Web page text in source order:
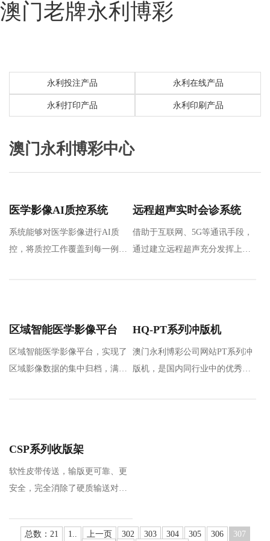
澳门老牌永利博彩
永利投注产品 永利在线产品
永利打印产品 永利印刷产品
澳门永利博彩中心
医学影像AI质控系统
系统能够对医学影像进行AI质
控，将质控工作覆盖到每一例影
远程超声实时会诊系统
借助于互联网、5G等通讯手段，
通过建立远程超声充分发挥上级
区域智能医学影像平台
区域智能医学影像平台，实现了
区域影像数据的集中归档，满足
HQ-PT系列冲版机
澳门永利博彩公司网站PT系列冲
版机，是国内同行业中的优秀品
CSP系列收版架
软性皮带传送，输版更可靠、更
安全，完全消除了硬质输送对版
总数：21
1.. 上一页 302 303 304 305 306 307